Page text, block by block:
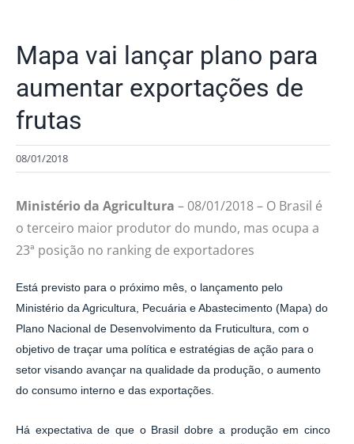
Mapa vai lançar plano para
aumentar exportações de
frutas
08/01/2018
Ministério da Agricultura – 08/01/2018 – O Brasil é
o terceiro maior produtor do mundo, mas ocupa a
23ª posição no ranking de exportadores
Está previsto para o próximo mês, o lançamento pelo
Ministério da Agricultura, Pecuária e Abastecimento (Mapa) do
Plano Nacional de Desenvolvimento da Fruticultura, com o
objetivo de traçar uma política e estratégias de ação para o
setor visando avançar na qualidade da produção, o aumento
do consumo interno e das exportações.
Há expectativa de que o Brasil dobre a produção em cinco